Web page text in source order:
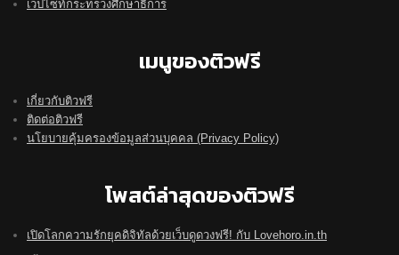
เว็ปไซท์กระทรวงศึกษาธิการ
เมนูของติวฟรี
เกี่ยวกับติวฟรี
ติดต่อติวฟรี
นโยบายคุ้มครองข้อมูลส่วนบุคคล (Privacy Policy)
โพสต์ล่าสุดของติวฟรี
เปิดโลกความรักยุคดิจิทัลด้วยเว็บดูดวงฟรี! กับ Lovehoro.in.th